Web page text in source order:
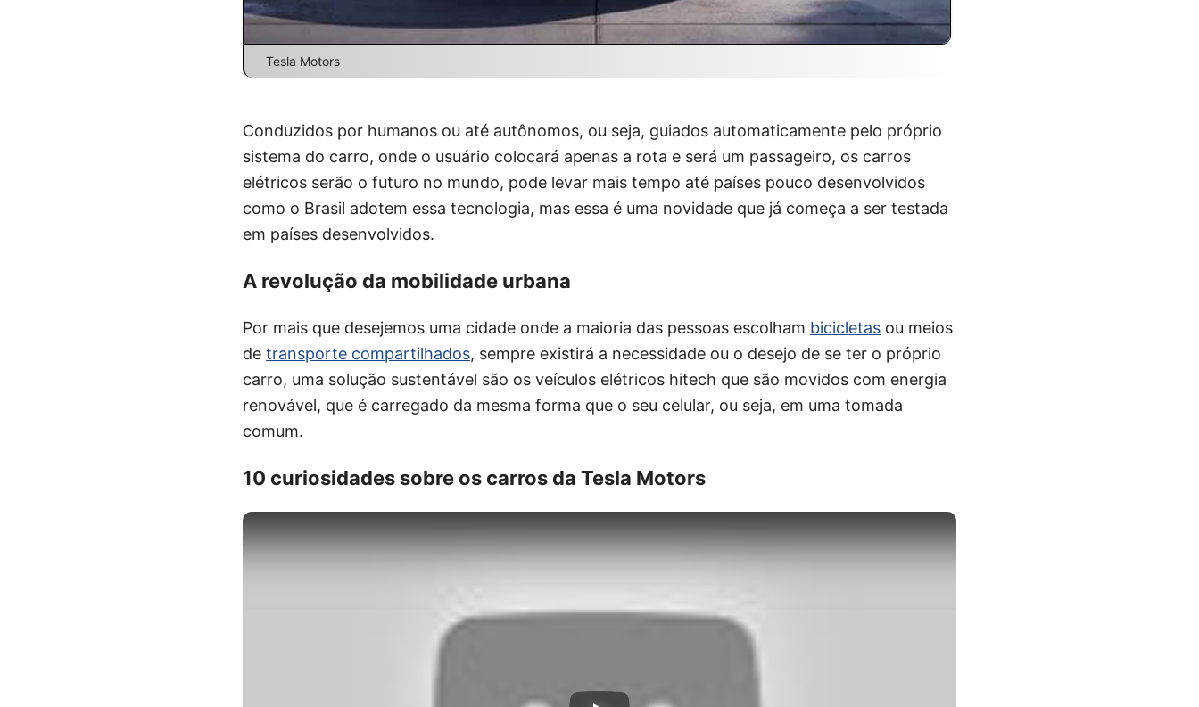
Tesla Motors
Conduzidos por humanos ou até autônomos, ou seja, guiados automaticamente pelo próprio
sistema do carro, onde o usuário colocará apenas a rota e será um passageiro, os carros
elétricos serão o futuro no mundo, pode levar mais tempo até países pouco desenvolvidos
como o Brasil adotem essa tecnologia, mas essa é uma novidade que já começa a ser testada
em países desenvolvidos.
A revolução da mobilidade urbana
Por mais que desejemos uma cidade onde a maioria das pessoas escolham bicicletas ou meios
de transporte compartilhados, sempre existirá a necessidade ou o desejo de se ter o próprio
carro, uma solução sustentável são os veículos elétricos hitech que são movidos com energia
renovável, que é carregado da mesma forma que o seu celular, ou seja, em uma tomada
comum.
10 curiosidades sobre os carros da Tesla Motors